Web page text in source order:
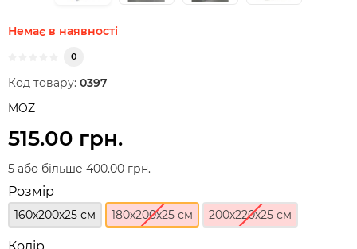
Немає в наявності
0
Код товару: 0397
MOZ
515.00 грн.
5 або більше 400.00 грн.
Розмір
160х200х25 см 180х200х25 см 200х220х25 см